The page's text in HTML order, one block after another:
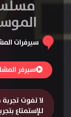
سيرفرات
سيرفر
لا تفوت تجربة
للإستمتاع